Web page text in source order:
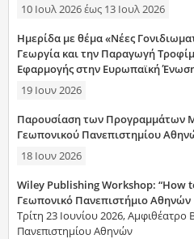
10 Ιουλ 2026έως 13 Ιουλ 2026
Ημερίδα με θέμα «Νέες
Γεωργία και την Παραγωγή
Εφαρμογής στην Ευρωπαϊκή
19 Ιουν 2026
Παρουσίαση των Προγραμμάτων
Γεωπονικού Πανεπιστημίου
18 Ιουν 2026
Wiley Publishing Workshop: “How
Γεωπονικό Πανεπιστήμιο Αθηνών
Τρίτη 23 Ιουνίου 2026, Αμφιθέατρο
Πανεπιστημίου Αθηνών